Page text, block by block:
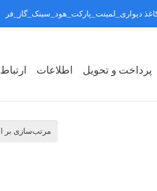
پرداخت و تحویل اطلاعات ارتباط
دیواری_لمینت_پارکت_هود_سینک_گاز_فر